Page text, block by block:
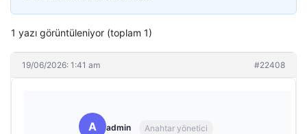
1 yazı görüntüleniyor (toplam 1)
19/06/2026: 1:41 am #22408
A admin Anahtar yönetici